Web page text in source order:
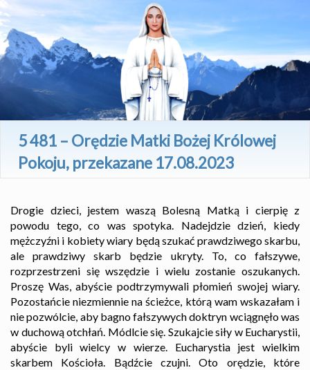
5 481 – Orędzie Matki Bożej Królowej
Pokoju, przekazane 17.08.2023
Drogie dzieci, jestem waszą Bolesną Matką i cierpię z
powodu tego, co was spotyka. Nadejdzie dzień, kiedy
mężczyźni i kobiety wiary będą szukać prawdziwego skarbu,
ale prawdziwy skarb będzie ukryty. To, co fałszywe,
rozprzestrzeni się wszędzie i wielu zostanie oszukanych.
Proszę Was, abyście podtrzymywali płomień swojej wiary.
Pozostańcie niezmiennie na ścieżce, którą wam wskazałam i
nie pozwólcie, aby bagno fałszywych doktryn wciągnęło was
w duchową otchłań. Módlcie się. Szukajcie siły w Eucharystii,
abyście byli wielcy w wierze. Eucharystia jest wielkim
skarbem Kościoła. Bądźcie czujni. Oto orędzie, które